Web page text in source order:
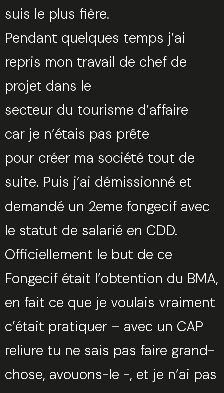
suis le plus fière.
Pendant quelques temps j’ai
repris mon travail de chef de
projet dans le
secteur du tourisme d’affaire
car je n’étais pas prête
pour créer ma société tout de
suite. Puis j’ai démissionné et
demandé un 2eme fongecif avec
le statut de salarié en CDD.
Officiellement le but de ce
Fongecif était l’obtention du BMA,
en fait ce que je voulais vraiment
c’était pratiquer – avec un CAP
reliure tu ne sais pas faire grand-
chose, avouons-le -, et je n’ai pas